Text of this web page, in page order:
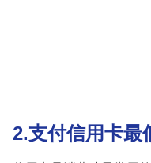
2.支付信用卡最